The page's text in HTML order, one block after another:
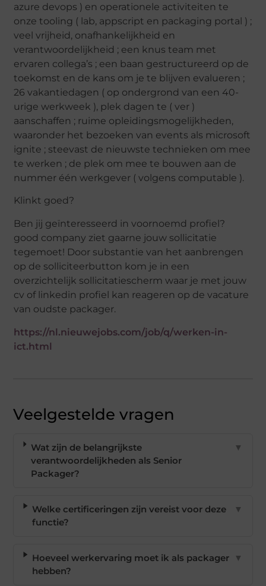
azure devops ) en operationele activiteiten te
onze tooling ( lab, appscript en packaging portal ) ;
veel vrijheid, onafhankelijkheid en
verantwoordelijkheid ; een knus team met
ervaren collega’s ; een baan gestructureerd op de
toekomst en de kans om je te blijven evalueren ;
26 vakantiedagen ( op ondergrond van een 40-
urige werkweek ), plek dagen te ( ver )
aanschaffen ; ruime opleidingsmogelijkheden,
waaronder het bezoeken van events als microsoft
ignite ; steevast de nieuwste technieken om mee
te werken ; de plek om mee te bouwen aan de
nummer één werkgever ( volgens computable ).
Klinkt goed?
Ben jij geïnteresseerd in voornoemd profiel?
good company ziet gaarne jouw sollicitatie
tegemoet! Door substantie van het aanbrengen
op de solliciteerbutton kom je in een
overzichtelijk sollicitatiescherm waar je met jouw
cv of linkedin profiel kan reageren op de vacature
van oudste packager.
https://nl.nieuwejobs.com/job/q/werken-in-
ict.html
Veelgestelde vragen
Wat zijn de belangrijkste
verantwoordelijkheden als Senior
Packager?
▼
Welke certificeringen zijn vereist voor deze
functie?
▼
Hoeveel werkervaring moet ik als packager
hebben?
▼